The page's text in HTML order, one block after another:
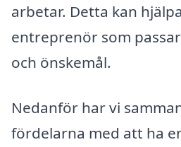
arbetar. Detta kan
entreprenör som
och önskemål.
Nedanför har vi
fördelarna med att ha